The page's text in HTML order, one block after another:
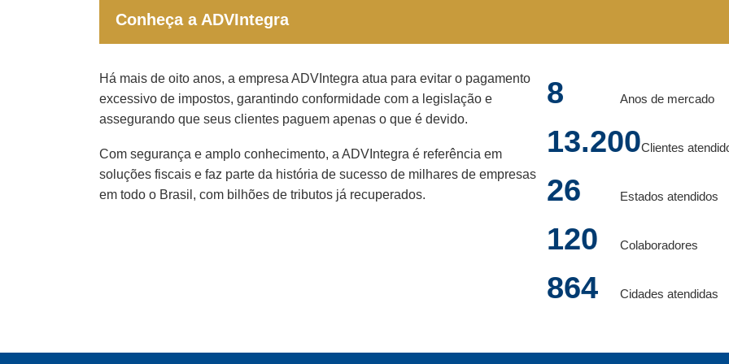
Conheça a ADVIntegra
Há mais de oito anos, a empresa ADVIntegra atua para evitar o pagamento
excessivo de impostos, garantindo conformidade com a legislação e
assegurando que seus clientes paguem apenas o que é devido.
Com segurança e amplo conhecimento, a ADVIntegra é referência em
soluções fiscais e faz parte da história de sucesso de milhares de empresas
em todo o Brasil, com bilhões de tributos já recuperados.
8 Anos de mercado
13.200Clientes
26 Estados atendidos
120 Colaboradores
864 Cidades atendidas